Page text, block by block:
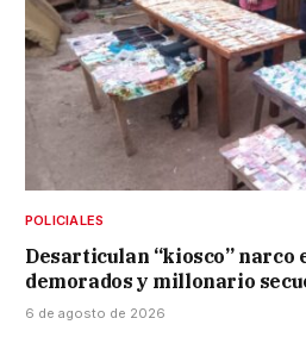
POLICIALES
Desarticulan “kiosco” narco
demorados y millonario
6 de agosto de 2026